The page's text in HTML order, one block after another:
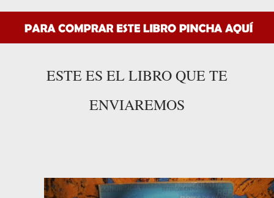
ESTE ES EL LIBRO QUE TE
ENVIAREMOS